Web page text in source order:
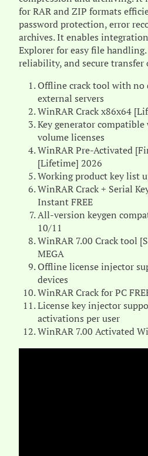
for RAR and ZIP formats
password protection, error
archives. It enables
Explorer for easy file
reliability, and secure transfer
Offline crack tool with no
external servers
WinRAR Crack x86x64
Key generator
volume licenses
WinRAR Pre-Activated
[Lifetime] 2026
Working product key list
WinRAR Crack + Serial
Instant FREE
All-version keygen
10/11
WinRAR 7.00 Crack tool
MEGA
Offline license injector
devices
WinRAR Crack for PC
License key injector
activations per user
WinRAR 7.00 Activated